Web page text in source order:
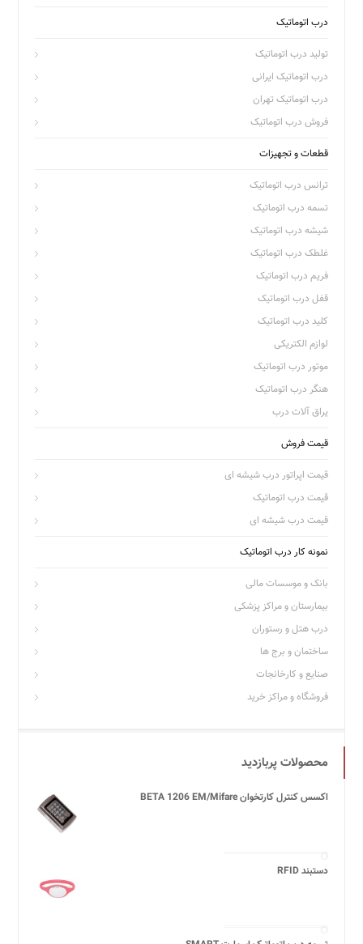
درب اتوماتیک
تولید درب اتوماتیک
درب اتوماتیک ایرانی
درب اتوماتیک تهران
فروش درب اتوماتیک
قطعات و تجهیزات
ترانس درب اتوماتیک
تسمه درب اتوماتیک
شیشه درب اتوماتیک
غلطک درب اتوماتیک
فریم درب اتوماتیک
قفل درب اتوماتیک
کلید درب اتوماتیک
لوازم الکتریکی
موتور درب اتوماتیک
هنگر درب اتوماتیک
یراق آلات درب
قیمت فروش
قیمت اپراتور درب شیشه ای
قیمت درب اتوماتیک
قیمت درب شیشه ای
نمونه کار درب اتوماتیک
بانک و موسسات مالی
بیمارستان و مراکز پزشکی
درب هتل و رستوران
ساختمان و برج ها
صنایع و کارخانجات
فروشگاه و مراکز خرید
محصولات پربازدید
اکسس کنترل کارتخوان BETA 1206 EM/Mifare
دستبند RFID